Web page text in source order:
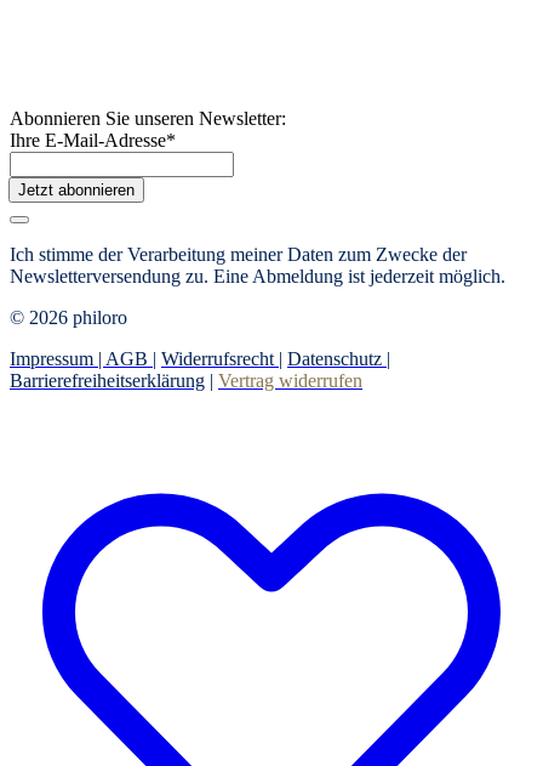
Abonnieren Sie unseren Newsletter:
Ihre E-Mail-Adresse*
Jetzt abonnieren
Ich stimme der Verarbeitung meiner Daten zum Zwecke der
Newsletterversendung zu. Eine Abmeldung ist jederzeit möglich.
© 2026 philoro
Impressum | AGB | Widerrufsrecht | Datenschutz |
Barrierefreiheitserklärung | Vertrag widerrufen